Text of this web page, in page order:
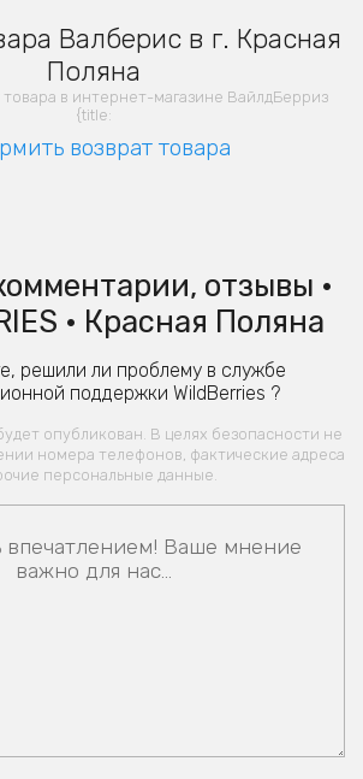
Валберис в г. Красная
Поляна
в интернет-магазине ВайлдБерриз
{title:
возврат товара
отзывы •
• Красная Поляна
решили ли проблему в службе
поддержки WildBerries ?
опубликован. В целях безопасности не
номера телефонов, фактические адреса
персональные данные.